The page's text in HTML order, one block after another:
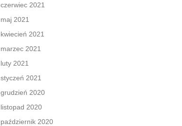
czerwiec 2021
maj 2021
kwiecień 2021
marzec 2021
luty 2021
styczeń 2021
grudzień 2020
listopad 2020
październik 2020